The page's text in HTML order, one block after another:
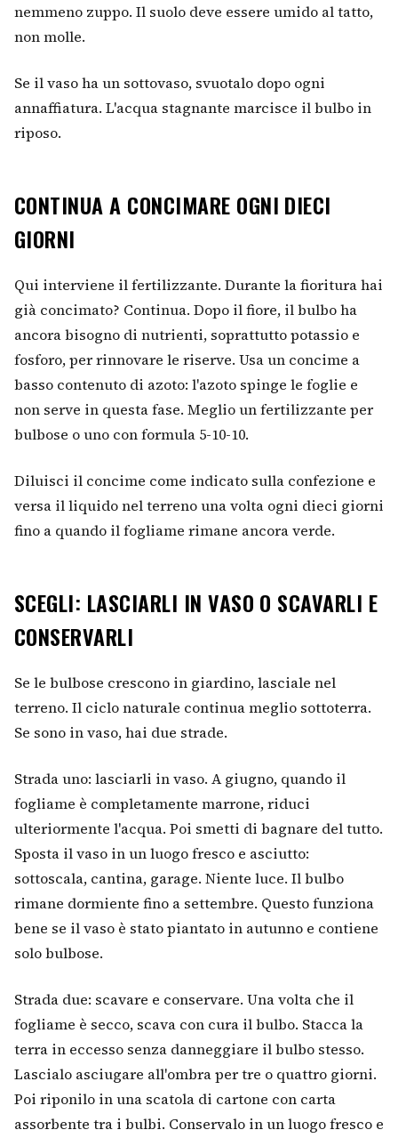
nemmeno zuppo. Il suolo deve essere umido al tatto,
non molle.
Se il vaso ha un sottovaso, svuotalo dopo ogni
annaffiatura. L'acqua stagnante marcisce il bulbo in
riposo.
CONTINUA A CONCIMARE OGNI DIECI
GIORNI
Qui interviene il fertilizzante. Durante la fioritura hai
già concimato? Continua. Dopo il fiore, il bulbo ha
ancora bisogno di nutrienti, soprattutto potassio e
fosforo, per rinnovare le riserve. Usa un concime a
basso contenuto di azoto: l'azoto spinge le foglie e
non serve in questa fase. Meglio un fertilizzante per
bulbose o uno con formula 5-10-10.
Diluisci il concime come indicato sulla confezione e
versa il liquido nel terreno una volta ogni dieci giorni
fino a quando il fogliame rimane ancora verde.
SCEGLI: LASCIARLI IN VASO O SCAVARLI E
CONSERVARLI
Se le bulbose crescono in giardino, lasciale nel
terreno. Il ciclo naturale continua meglio sottoterra.
Se sono in vaso, hai due strade.
Strada uno: lasciarli in vaso. A giugno, quando il
fogliame è completamente marrone, riduci
ulteriormente l'acqua. Poi smetti di bagnare del tutto.
Sposta il vaso in un luogo fresco e asciutto:
sottoscala, cantina, garage. Niente luce. Il bulbo
rimane dormiente fino a settembre. Questo funziona
bene se il vaso è stato piantato in autunno e contiene
solo bulbose.
Strada due: scavare e conservare. Una volta che il
fogliame è secco, scava con cura il bulbo. Stacca la
terra in eccesso senza danneggiare il bulbo stesso.
Lascialo asciugare all'ombra per tre o quattro giorni.
Poi riponilo in una scatola di cartone con carta
assorbente tra i bulbi. Conservalo in un luogo fresco e